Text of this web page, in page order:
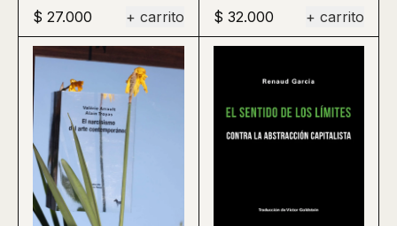
$ 27.000 + carrito $ 32.000 + carrito